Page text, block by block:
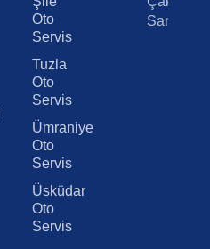
Oto
Servis
Tuzla
Oto
Servis
Ümraniye
Oto
Servis
Üsküdar
Oto
Servis
Sanayi